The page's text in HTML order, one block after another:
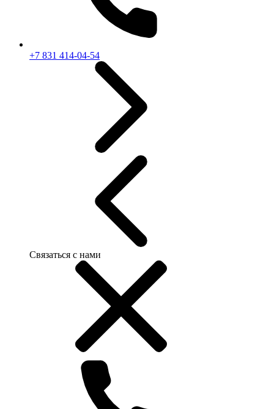
+7 831 414-04-54
Связаться с нами